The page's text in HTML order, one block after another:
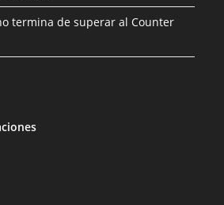
termina de superar al Counter